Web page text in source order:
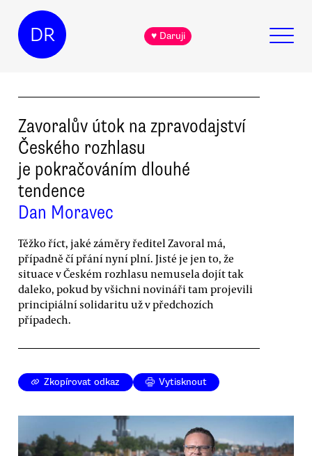
DR ♥ Daruji
Zavoralův útok na zpravodajství
Českého rozhlasu
je pokračováním dlouhé
tendence
Dan Moravec
Těžko říct, jaké záměry ředitel Zavoral má,
případně čí přání nyní plní. Jisté je jen to, že
situace v Českém rozhlasu nemusela dojít tak
daleko, pokud by všichni novináři tam projevili
principiální solidaritu už v předchozích
případech.
Zkopírovat odkaz Vytisknout